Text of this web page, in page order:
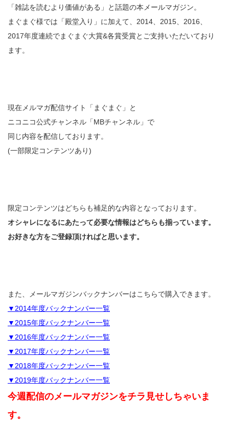
「雑誌を読むより価値がある」と話題の本メールマガジン。
まぐまぐ様では「殿堂入り」に加えて、2014、2015、2016、
2017年度連続でまぐまぐ大賞&各賞受賞とご支持いただいており
ます。
現在メルマガ配信サイト「まぐまぐ」と
ニコニコ公式チャンネル「MBチャンネル」で
同じ内容を配信しております。
(一部限定コンテンツあり)
限定コンテンツはどちらも補足的な内容となっております。
オシャレになるにあたって必要な情報はどちらも揃っています。
お好きな方をご登録頂ければと思います。
また、メールマガジンバックナンバーはこちらで購入できます。
▼2014年度バックナンバー一覧
▼2015年度バックナンバー一覧
▼2016年度バックナンバー一覧
▼2017年度バックナンバー一覧
▼2018年度バックナンバー一覧
▼2019年度バックナンバー一覧
今週配信のメールマガジンをチラ見せしちゃいま
す。